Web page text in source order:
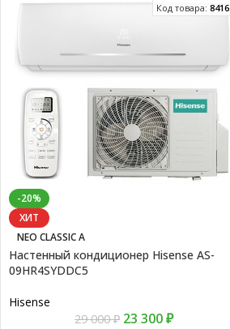
Код товара: 8416
-20%
ХИТ
NEO CLASSIC A
Настенный кондиционер Hisense AS-
09HR4SYDDC5
Hisense
29 000₽ 23 300₽